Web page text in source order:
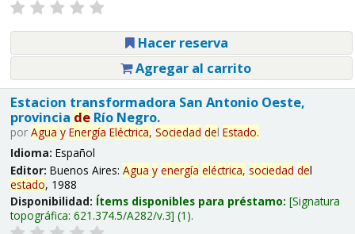
Hacer reserva
Agregar al carrito
Estacion transformadora San Antonio Oeste,
provincia deRío Negro.
por Agua y Energía Eléctrica, Sociedad del Estado.
Idioma: Español
Editor: Buenos Aires: Agua y energía eléctrica, sociedad del
estado, 1988
Disponibilidad: Ítems disponibles para préstamo: Signatura
topográfica: 621.374.5/A282/v.3 (1).